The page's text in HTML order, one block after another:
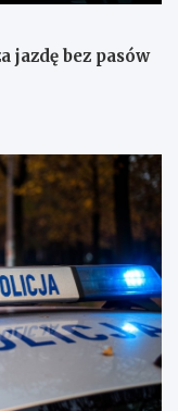
jazdę bez pasów